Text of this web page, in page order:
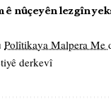
ê nûçeyên lezgîn
Polîtikaya Malpera Me
derkevî